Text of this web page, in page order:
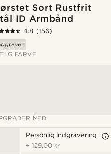
Sort Rustfrit
ID Armbånd
4.8 (156)
FARVE
MED
Personlig indgravering
+129,00 kr